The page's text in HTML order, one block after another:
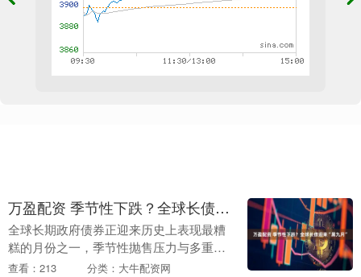
万盈配资 季节性下跌？全球长债迎来“黑九月”
全球长期政府债券正迎来历史上表现最糟
糕的月份之一，季节性抛售压力与多重结
构性因素共振，推动长期债券收益率持续
查看：213 分类：大牛配资网